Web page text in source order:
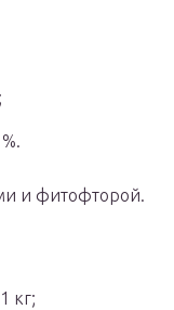
и фитофторой.
кг;